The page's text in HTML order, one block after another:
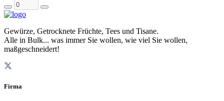
Gewürze, Getrocknete Früchte, Tees und Tisane.
Alle in Bulk... was immer Sie wollen, wie viel Sie wollen,
maßgeschneidert!
Firma